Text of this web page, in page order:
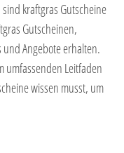
kraftgras Gutscheine
Gutscheinen,
Angebote erhalten.
umfassenden Leitfaden
wissen musst, um